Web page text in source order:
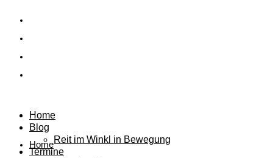
Home
Home
Blog
Reit im Winkl in Bewegung
Termine